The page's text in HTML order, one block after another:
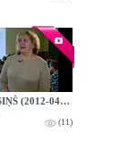
EIROBUSIŅŠ (2012-04-29)
(11)